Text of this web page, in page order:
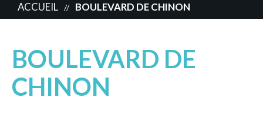
ACCUEIL // BOULEVARD DE CHINON
BOULEVARD DE
CHINON